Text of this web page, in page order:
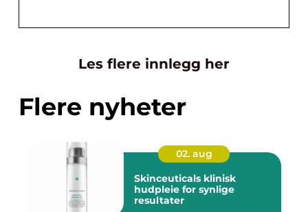
Les flere innlegg her
Flere nyheter
02. aug
Skinceuticals klinisk
hudpleie for synlige
resultater